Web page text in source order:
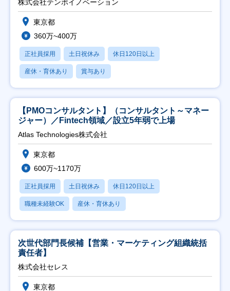
株式会社テンポイノベーション
東京都
360万~400万
正社員採用 土日祝休み 休日120日以上
産休・育休あり 賞与あり
【PMOコンサルタント】（コンサルタント～マネー
ジャー）／Fintech領域／設立5年弱で上場
Atlas Technologies株式会社
東京都
600万~1170万
正社員採用 土日祝休み 休日120日以上
職種未経験OK 産休・育休あり
次世代部門長候補【営業・マーケティング組織統括
責任者】
株式会社セレス
東京都